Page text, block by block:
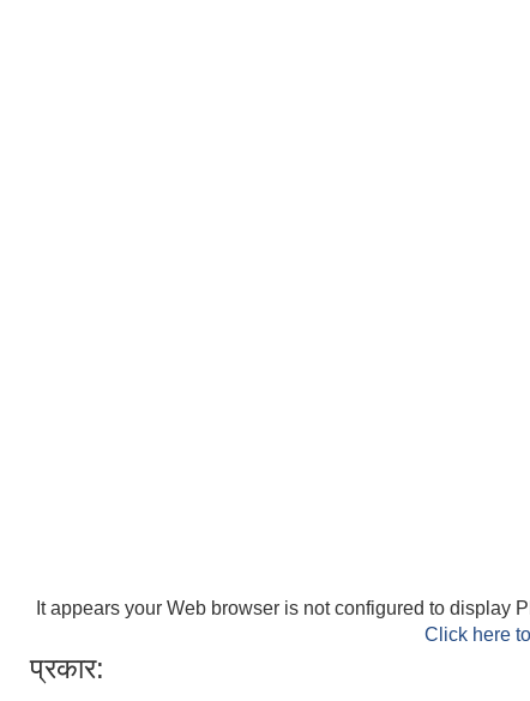
It appears your Web browser is not configured to display
Click here
प्रकार: